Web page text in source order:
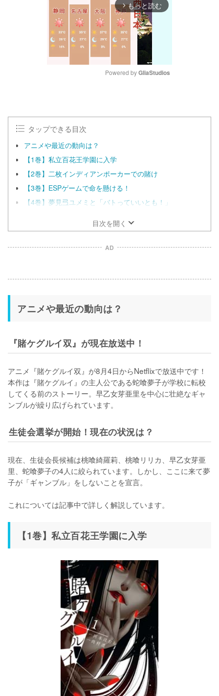
arrow_forward_ios もっと読む
Powered by GliaStudios
タップできる目次
アニメや最近の動向は？
【1巻】私立百花王学園に入学
【2巻】二枚インディアンポーカーでの賭け
【3巻】ESPゲームで命を懸ける！
【4巻】夢見弖ユメミと「バトっていいとも！」
目次を開く
AD
アニメや最近の動向は？
『賭ケグルイ双』が現在放送中！
アニメ『賭ケグルイ双』が8月4日からNetflixで放送中です！
本作は『賭ケグルイ』の主人公である蛇喰夢子が学校に転校
してくる前のストーリー。早乙女芽亜里を中心に壮絶なギャ
ンブルが繰り広げられています。
生徒会選挙が開始！現在の状況は？
現在、生徒会長候補は桃喰綺羅莉、桃喰リリカ、早乙女芽亜
里、蛇喰夢子の4人に絞られています。しかし、ここに来て夢
子が「ギャンブル」をしないことを宣言。
これについては記事中で詳しく解説しています。
【1巻】私立百花王学園に入学